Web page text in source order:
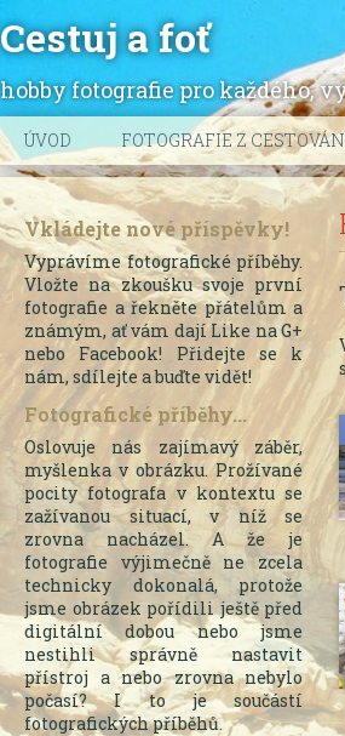
Cestuj a foť
hobby fotografie pro každého,
ÚVOD FOTOGRAFIE Z
Vkládejte nové příspěvky!
Vyprávíme fotografické příběhy.
Vložte na zkoušku svoje první
fotografie a řekněte přátelům a
známým, ať vám dají Like na G+
nebo Facebook! Přidejte se k
nám, sdílejte a buďte vidět!
Fotografické příběhy...
Oslovuje nás zajímavý záběr,
myšlenka v obrázku. Prožívané
pocity fotografa v kontextu se
zažívanou situací, v níž se
zrovna nacházel. A že je
fotografie výjimečně ne zcela
technicky dokonalá, protože
jsme obrázek pořídili ještě před
digitální dobou nebo jsme
nestihli správně nastavit
přístroj a nebo zrovna nebylo
počasí? I to je součástí
fotografických příběhů.